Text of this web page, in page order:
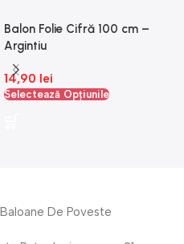
Balon Folie Cifră 100 cm –
Argintiu
14,90 lei
Selectează Opțiunile
Baloane De Poveste